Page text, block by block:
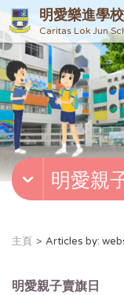
明愛樂進學校
Caritas Lok Jun
明愛親
主頁 Articles by:
明愛親子賣旗日